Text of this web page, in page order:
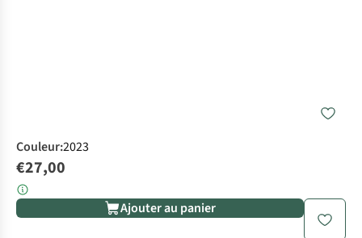
Couleur:2023
€27,00
Ajouter au panier